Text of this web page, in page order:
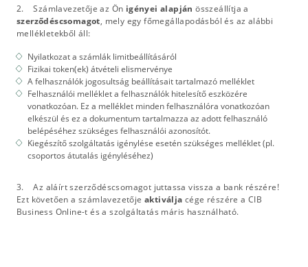
2. Számlavezetője az Ön igényei alapján összeállítja a
szerződéscsomagot, mely egy főmegállapodásból és az alábbi
mellékletekből áll:
Nyilatkozat a számlák limitbeállításáról
Fizikai token(ek) átvételi elismervénye
A felhasználók jogosultság beállításait tartalmazó melléklet
Felhasználói melléklet a felhasználók hitelesítő eszközére
vonatkozóan. Ez a melléklet minden felhasználóra vonatkozóan
elkészül és ez a dokumentum tartalmazza az adott felhasználó
belépéséhez szükséges felhasználói azonosítót.
Kiegészítő szolgáltatás igénylése esetén szükséges melléklet (pl.
csoportos átutalás igényléséhez)
3. Az aláírt szerződéscsomagot juttassa vissza a bank részére!
Ezt követően a számlavezetője aktiválja cége részére a CIB
Business Online-t és a szolgáltatás máris használható.